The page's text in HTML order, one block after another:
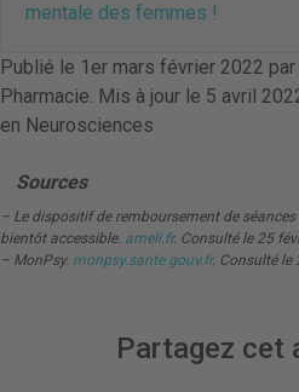
mentale des femmes !
Publié le 1er mars février 2022 par
Pharmacie. Mis à jour le 5 avril
en Neurosciences
Sources
– Le dispositif de remboursement de
bientôt accessible. ameli.fr. Consulté le 25
– MonPsy. monpsy.sante.gouv.fr. Consulté le
Partagez cet